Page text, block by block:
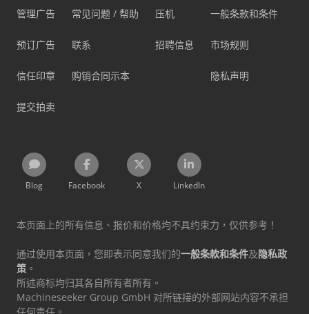
管理广告
预订广告
信任印章
提交拍卖
常见问题 / 帮助
联系
购销合同示本
压机
招聘信息
一般条款和条件
市场规则
隐私声明
Blog Facebook X LinkedIn
本页面上的所有信息、报价和价格均不具约束力，仅供参考！
通过使用本页面，您即表示同意我们的一般条款和条件及隐私政
策 。
所述商标均归其各自所有者所有。
Machineseeker Group GmbH 对所链接的外部网站内容不承担